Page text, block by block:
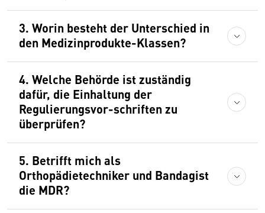
3. Worin besteht der Unterschied in
den Medizinprodukte-Klassen?
4. Welche Behörde ist zuständig
dafür, die Einhaltung der
Regulierungsvor-schriften zu
überprüfen?
5. Betrifft mich als
Orthopädietechniker und Bandagist
die MDR?